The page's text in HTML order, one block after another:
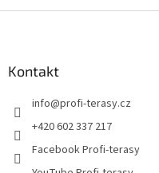
Kontakt
info@profi-terasy.cz
+420 602 337 217
Facebook Profi-terasy